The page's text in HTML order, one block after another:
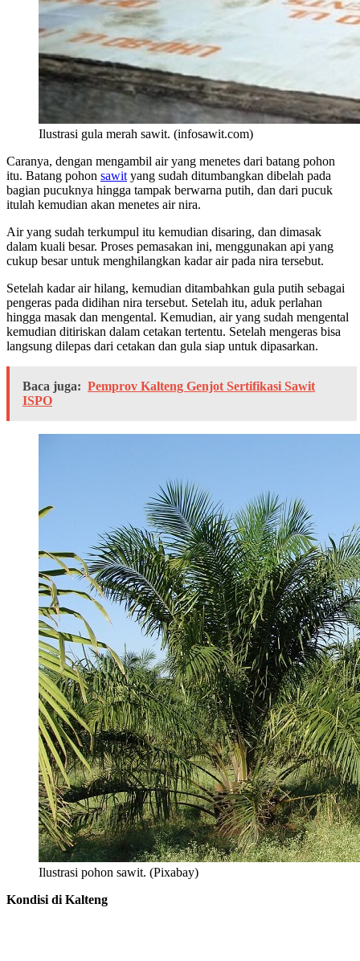
Ilustrasi gula merah sawit. (infosawit.com)
Caranya, dengan mengambil air yang menetes dari batang pohon
itu. Batang pohon sawit yang sudah ditumbangkan dibelah pada
bagian pucuknya hingga tampak berwarna putih, dan dari pucuk
itulah kemudian akan menetes air nira.
Air yang sudah terkumpul itu kemudian disaring, dan dimasak
dalam kuali besar. Proses pemasakan ini, menggunakan api yang
cukup besar untuk menghilangkan kadar air pada nira tersebut.
Setelah kadar air hilang, kemudian ditambahkan gula putih sebagai
pengeras pada didihan nira tersebut. Setelah itu, aduk perlahan
hingga masak dan mengental. Kemudian, air yang sudah mengental
kemudian ditiriskan dalam cetakan tertentu. Setelah mengeras bisa
langsung dilepas dari cetakan dan gula siap untuk dipasarkan.
Baca juga: Pemprov Kalteng Genjot Sertifikasi Sawit
ISPO
Ilustrasi pohon sawit. (Pixabay)
Kondisi di Kalteng